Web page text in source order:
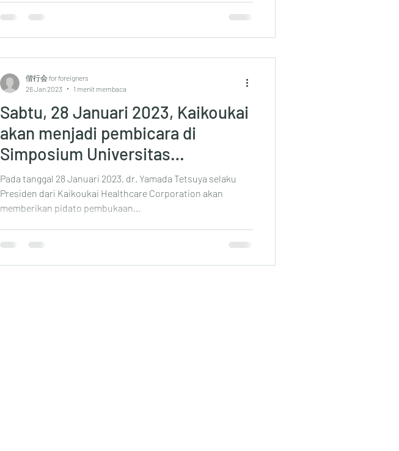
Sabtu, 28 Januari 2023, Kaikoukai
akan menjadi pembicara di
Simposium Universitas
Hasanuddin.
Pada tanggal 28 Januari 2023, dr. Yamada Tetsuya selaku
Presiden dari Kaikoukai Healthcare Corporation akan
memberikan pidato pembukaan...
偕行会 for foreigners
26 Jan 2023
1 menit membaca